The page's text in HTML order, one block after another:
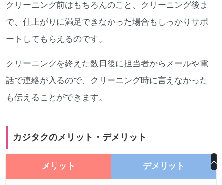
クリーニング前はもちろんのこと、クリーニング後ま
で、仕上がりに満足できなかった場合もしっかりサポ
ートしてもらえるのです。
クリーニングを終えた数日後に担当者からメールや電
話で連絡が入るので、クリーニング時に言えなかった
も伝えることができます。
カジタクのメリット・デメリット
メリット デメリット